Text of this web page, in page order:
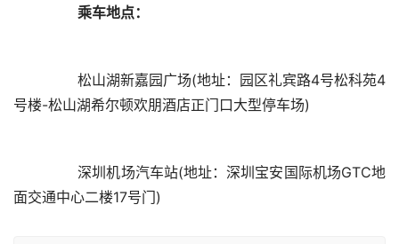
乘车地点：